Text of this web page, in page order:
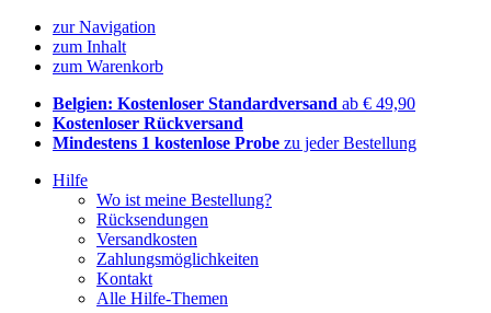
zur Navigation
zum Inhalt
zum Warenkorb
Belgien: Kostenloser Standardversand ab € 49,90
Kostenloser Rückversand
Mindestens 1 kostenlose Probe zu jeder Bestellung
Hilfe
Wo ist meine Bestellung?
Rücksendungen
Versandkosten
Zahlungsmöglichkeiten
Kontakt
Alle Hilfe-Themen